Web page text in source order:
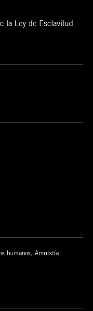
la Ley de Esclavitud
humanos, Amnistía